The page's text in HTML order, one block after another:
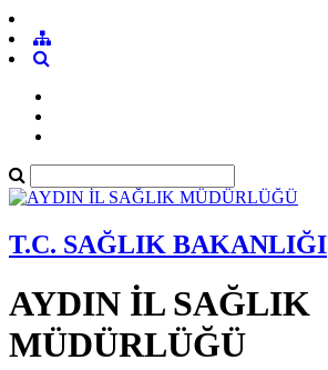
T.C. SAĞLIK BAKANLIĞI
AYDIN İL SAĞLIK
MÜDÜRLÜĞÜ